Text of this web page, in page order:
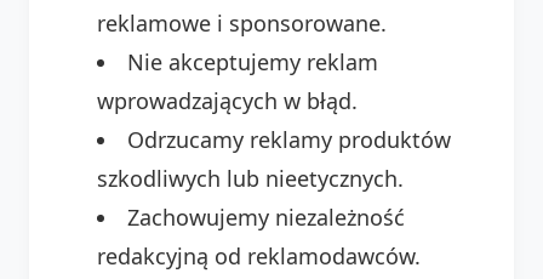
reklamowe i sponsorowane.
Nie akceptujemy reklam
wprowadzających w błąd.
Odrzucamy reklamy produktów
szkodliwych lub nieetycznych.
Zachowujemy niezależność
redakcyjną od reklamodawców.